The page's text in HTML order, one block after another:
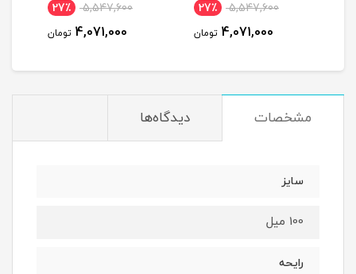
5,547,600 27٪
4,071,000 تومان
5,547,600 27٪
4,071,000 تومان
مشخصات دیدگاه‌ها
سایز
100 میل
رایحه